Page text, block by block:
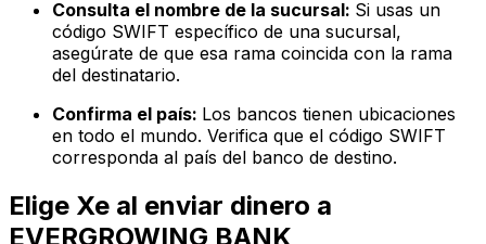
Consulta el nombre de la sucursal: Si usas un
código SWIFT específico de una sucursal,
asegúrate de que esa rama coincida con la rama
del destinatario.
Confirma el país: Los bancos tienen ubicaciones
en todo el mundo. Verifica que el código SWIFT
corresponda al país del banco de destino.
Elige Xe al enviar dinero a
EVERGROWING BANK